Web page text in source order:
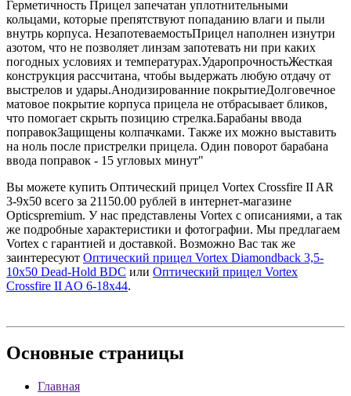
Герметичность Прицел запечатан уплотнительными
кольцами, которые препятствуют попаданию влаги и пыли
внутрь корпуса. НезапотеваемостьПрицел наполнен изнутри
азотом, что не позволяет линзам запотевать ни при каких
погодных условиях и температурах.УдаропрочностьЖесткая
конструкция рассчитана, чтобы выдержать любую отдачу от
выстрелов и удары.Анодизированние покрытиеДолговечное
матовое покрытие корпуса прицела не отбрасывает бликов,
что помогает скрыть позицию стрелка.Барабаны ввода
поправокЗащищены колпачками. Также их можно выставить
на ноль после пристрелки прицела. Один поворот барабана
ввода поправок - 15 угловых минут"
Вы можете купить Оптический прицел Vortex Crossfire II AR
3-9х50 всего за 21150.00 рублей в интернет-магазине
Opticspremium. У нас представлены Vortex с описаниями, а так
же подробные характеристики и фотографии. Мы предлагаем
Vortex с гарантией и доставкой. Возможно Вас так же
заинтересуют Оптический прицел Vortex Diamondback 3,5-
10x50 Dead-Hold BDC или Оптический прицел Vortex
Crossfire II AO 6-18x44.
Основные страницы
Главная